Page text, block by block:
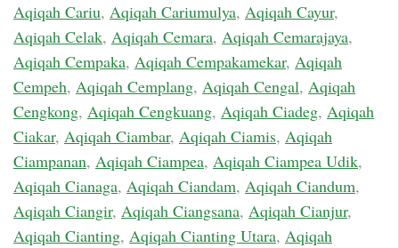
Aqiqah Cariu, Aqiqah Cariumulya, Aqiqah Cayur,
Aqiqah Celak, Aqiqah Cemara, Aqiqah Cemarajaya,
Aqiqah Cempaka, Aqiqah Cempakamekar, Aqiqah
Cempeh, Aqiqah Cemplang, Aqiqah Cengal, Aqiqah
Cengkong, Aqiqah Cengkuang, Aqiqah Ciadeg, Aqiqah
Ciakar, Aqiqah Ciambar, Aqiqah Ciamis, Aqiqah
Ciampanan, Aqiqah Ciampea, Aqiqah Ciampea Udik,
Aqiqah Cianaga, Aqiqah Ciandam, Aqiqah Ciandum,
Aqiqah Ciangir, Aqiqah Ciangsana, Aqiqah Cianjur,
Aqiqah Cianting, Aqiqah Cianting Utara, Aqiqah